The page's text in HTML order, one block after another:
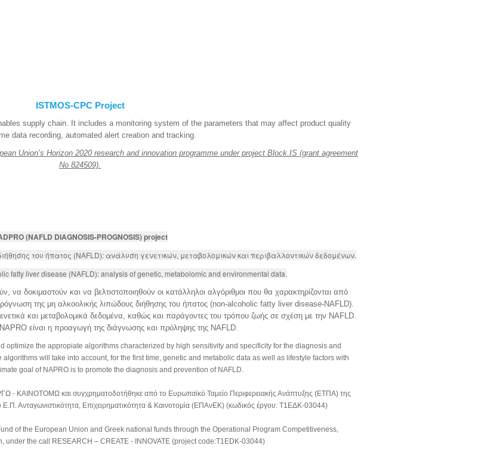
ISTMOS-CPC Project
supply chain. It includes a monitoring system of the parameters that may affect product quality
data recording, automated alert creation and tracking.
Union’s Horizon 2020 research and innovation programme under project Block.IS (grant agreement
No 824509).
(NAFLD DIAGNOSIS-PROGNOSIS) project
του ήπατος (NAFLD): ανάλυση γενετικών, μεταβολoμικών και περιβαλλοντικών δεδομένων.
fatty liver disease (NAFLD): analysis of genetic, metabolomic and environmental data.
να δοκιμαστούν και να βελτιστοποιηθούν οι κατάλληλοι αλγόριθμοι που θα χαρακτηρίζονται από
της μη αλκοολικής λιπώδους διήθησης του ήπατος (non-alcoholic fatty liver disease-NAFLD).
και μεταβολομικά δεδομένα, καθώς και παράγοντες του τρόπου ζωής σε σχέση με την NAFLD.
είναι η προαγωγή της διάγνωσης και πρόληψης της NAFLD.
optimize the appropiate algorithms characterized by high sensitivity and specificity for the diagnosis and
will take into account, for the first time, genetic and metabolic data as well as lifestyle factors with
goal of NAPRO is to promote the diagnosis and prevention of NAFLD.
- ΚΑΙΝΟΤΟΜΩ και συγχρηματοδοτήθηκε από το Ευρωπαϊκό Ταμείο Περιφερειακής Ανάπτυξης (ΕΤΠΑ) της
Ε.Π. Ανταγωνιστικότητα, Επιχειρηματικότητα & Καινοτομία (ΕΠΑνΕΚ) (κωδικός έργου: T1ΕΔΚ-03044)
of the European Union and Greek national funds through the Operational Program Competitiveness,
under the call RESEARCH – CREATE - INNOVATE (project code:Τ1EDK-03044)